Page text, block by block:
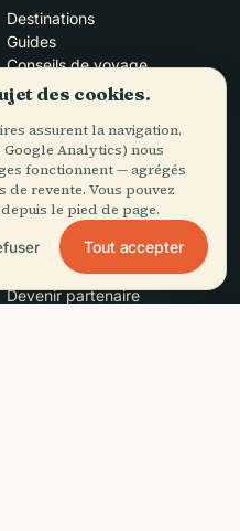
Destinations
Guides
Conseils de voyage
Voir les tarifs
Télécharger
AIDE
Assistance
Dépannage de l'app
Devenir partenaire
des cookies.
assurent la navigation.
Analytics) nous
fonctionnent — agrégés
de revente. Vous pouvez
le pied de page.
Tout accepter